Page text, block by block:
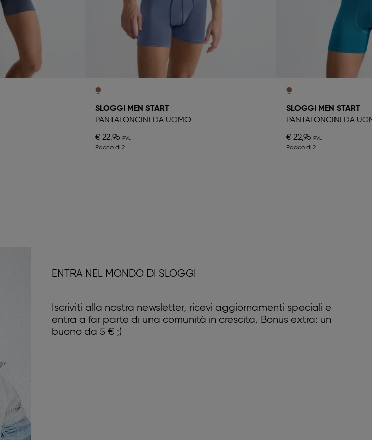
SLOGGI MEN START
PANTALONCINI DA UOMO
€ 22,95
Pacco di 2
SLOGGI MEN START
PANTALONCINI DA
€ 22,95
Pacco di 2
ENTRA NEL MONDO DI SLOGGI
Iscriviti alla nostra newsletter, ricevi aggiornamenti speciali e
entra a far parte di una comunità in crescita. Bonus extra: un
buono da 5 € ;)